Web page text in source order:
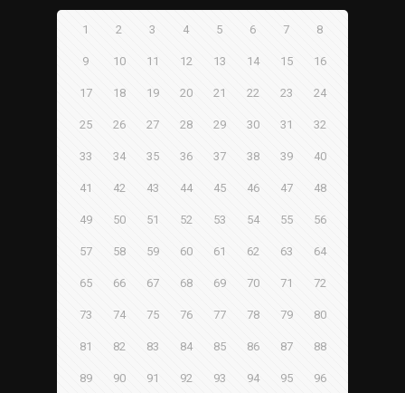
1 2 3 4 5 6 7 8
9 10 11 12 13 14 15 16
17 18 19 20 21 22 23 24
25 26 27 28 29 30 31 32
33 34 35 36 37 38 39 40
41 42 43 44 45 46 47 48
49 50 51 52 53 54 55 56
57 58 59 60 61 62 63 64
65 66 67 68 69 70 71 72
73 74 75 76 77 78 79 80
81 82 83 84 85 86 87 88
89 90 91 92 93 94 95 96